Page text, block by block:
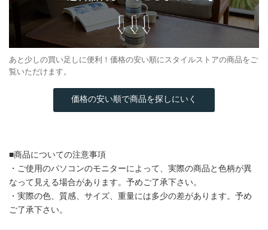
あと少しの買い足しに便利！価格の安い順にスタイルストアの商品をご
覧いただけます。
価格の安い順で商品を探しにいく
■商品についての注意事項
・ご使用のパソコンのモニターによって、実際の商品と色柄が異
なって見える場合があります。予めご了承下さい。
・実際の色、質感、サイズ、重量には多少の差があります。予め
ご了承下さい。